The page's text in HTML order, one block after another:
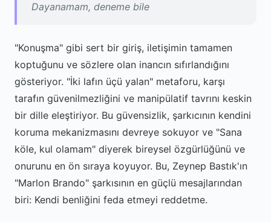
Dayanamam, deneme bile
"Konuşma" gibi sert bir giriş, iletişimin tamamen
koptuğunu ve sözlere olan inancın sıfırlandığını
gösteriyor. "İki lafın üçü yalan" metaforu, karşı
tarafın güvenilmezliğini ve manipülatif tavrını keskin
bir dille eleştiriyor. Bu güvensizlik, şarkıcının kendini
koruma mekanizmasını devreye sokuyor ve "Sana
köle, kul olamam" diyerek bireysel özgürlüğünü ve
onurunu en ön sıraya koyuyor. Bu, Zeynep Bastık'ın
"Marlon Brando" şarkısının en güçlü mesajlarından
biri: Kendi benliğini feda etmeyi reddetme.